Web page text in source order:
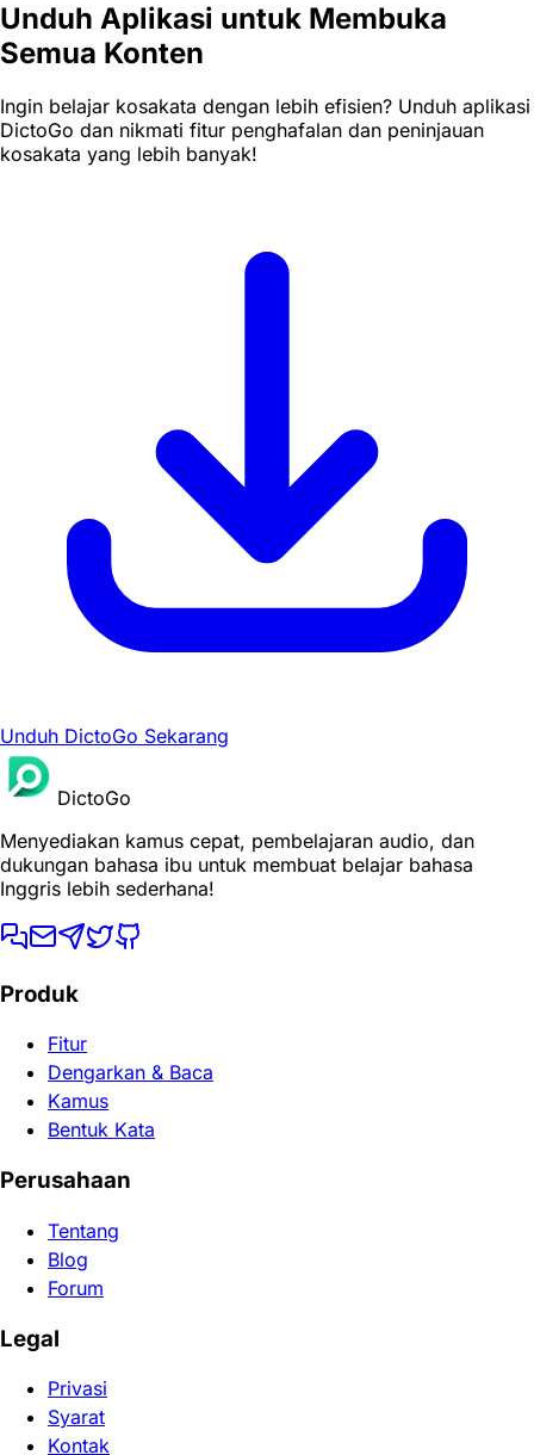
Unduh Aplikasi untuk Membuka
Semua Konten
Ingin belajar kosakata dengan lebih efisien? Unduh aplikasi
DictoGo dan nikmati fitur penghafalan dan peninjauan
kosakata yang lebih banyak!
Unduh DictoGo Sekarang
DictoGo
Menyediakan kamus cepat, pembelajaran audio, dan
dukungan bahasa ibu untuk membuat belajar bahasa
Inggris lebih sederhana!
Produk
Fitur
Dengarkan & Baca
Kamus
Bentuk Kata
Perusahaan
Tentang
Blog
Forum
Legal
Privasi
Syarat
Kontak